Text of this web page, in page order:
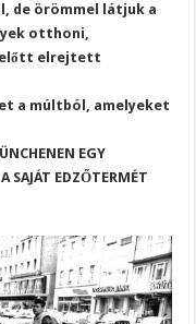
de örömmel látjuk a
otthoni,
előtt elrejtett
a múltból, amelyeket
EGY
SAJÁT EDZŐTERMÉT